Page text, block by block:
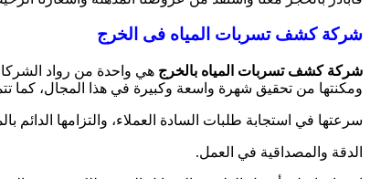
شركة كشف تسربات المياه فى الخرج
شركة كشف تسربات المياه بالخرج هي واحدة من رواد
ومكنتها من تحقيق شهرة واسعة وكبيرة في هذا المجال، كما
سرعتها في استجابة طلبات السادة العملاء، والتزامها الدائم
الدقة والمصداقية في العمل.